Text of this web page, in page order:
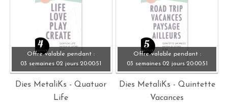
Offre valable pendant :
03 semaines 02 jours 20:00:49
Dies MetaliKs - Quatuor
Life
Offre valable pendant :
03 semaines 02 jours 20:00:49
Dies MetaliKs - Quintette
Vacances